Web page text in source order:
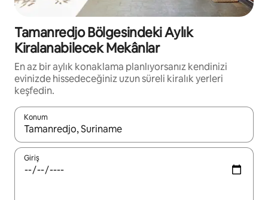
Tamanredjo Bölgesindeki Aylık
Kiralanabilecek Mekânlar
En az bir aylık konaklama planlıyorsanız kendinizi
evinizde hissedeceğiniz uzun süreli kiralık yerleri
keşfedin.
Konum
Sonuçlar kullanılabilir olduğunda yukarı ve aşağı oklarıyla
Giriş